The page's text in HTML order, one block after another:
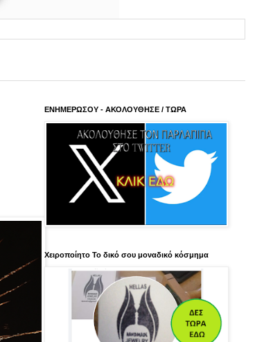
ΕΝΗΜΕΡΩΣΟΥ - ΑΚΟΛΟΥΘΗΣΕ / ΤΩΡΑ
Χειροποίητο Το δικό σου μοναδικό κόσμημα